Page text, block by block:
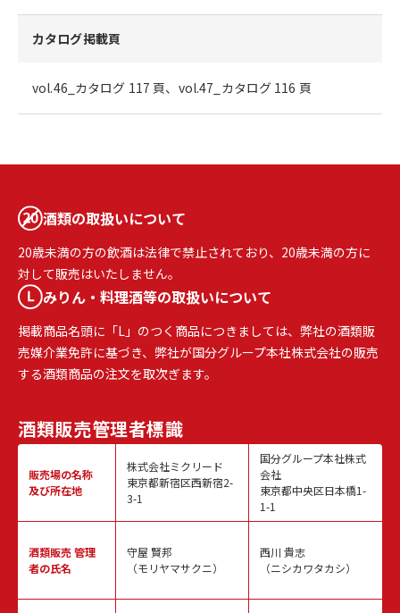
カタログ掲載頁
vol.46_カタログ 117 頁、vol.47_カタログ 116 頁
酒類の取扱いについて
20歳未満の方の飲酒は法律で禁止されており、20歳未満の方に
対して販売はいたしません。
みりん・料理酒等の取扱いについて
掲載商品名頭に「L」のつく商品につきましては、弊社の酒類販
売媒介業免許に基づき、弊社が国分グループ本社株式会社の販売
する酒類商品の注文を取次ぎます。
酒類販売管理者標識
販売場の名称
及び所在地
酒類販売管理
者の氏名
株式会社ミクリード
東京都新宿区西新宿2-
3-1
守屋 賢邦
（モリヤマサクニ）
国分グループ本社株式
会社
東京都中央区日本橋1-
1-1
西川 貴志
（ニシカワタカシ）